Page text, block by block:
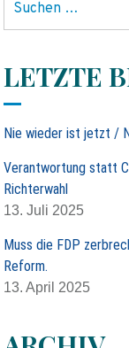
e
n
n
c
h
:
LETZTE
Nie wieder ist jetzt /
Verantwortung statt
Richterwahl
13. Juli 2025
Muss die FDP
Reform.
13. April 2025